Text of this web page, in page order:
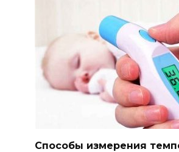
Способы измерения